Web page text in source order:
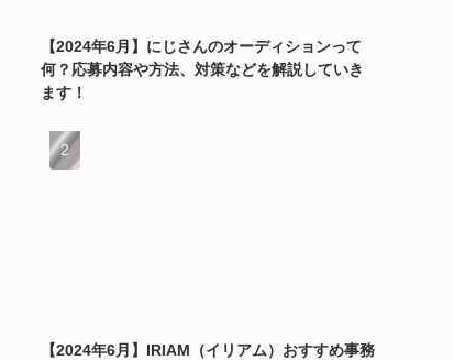
【2024年6月】にじさんのオーディションって
何？応募内容や方法、対策などを解説していき
ます！
【2024年6月】IRIAM（イリアム）おすすめ事務